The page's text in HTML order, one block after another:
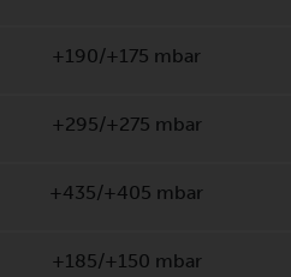
+190/+175 mbar
+295/+275 mbar
+435/+405 mbar
+185/+150 mbar